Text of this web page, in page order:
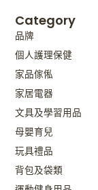
Category
品牌
個人護理保健
家品傢俬
家居電器
文具及學習用品
母嬰育兒
玩具禮品
背包及袋類